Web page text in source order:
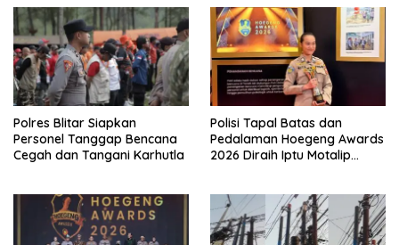
Polres Blitar Siapkan
Personel Tanggap Bencana
Cegah dan Tangani Karhutla
Polisi Tapal Batas dan
Pedalaman Hoegeng Awards
2026 Diraih Iptu Motalip